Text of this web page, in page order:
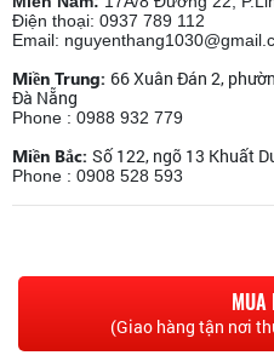
Điện thoại: 0937 789 112
Email:
Miền Trung: 66 Xuân Đán 2,
Đà Nẵng
Phone : 0988 932 779
Miền Bắc: Số 122, ngõ 13 Khuất
Phone : 0908 528 593
MUA
(Giao hàng tận nơi